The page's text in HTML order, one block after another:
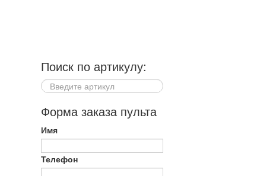
Поиск по артикулу:
Форма заказа пульта
Имя
Телефон